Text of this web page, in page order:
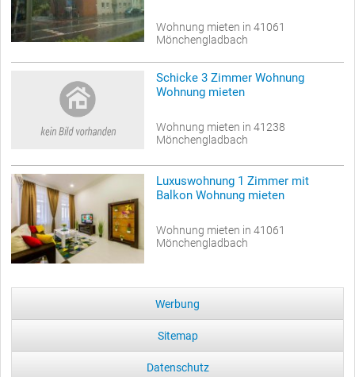
Wohnung mieten in 41061
Mönchengladbach
Schicke 3 Zimmer Wohnung
Wohnung mieten
Wohnung mieten in 41238
Mönchengladbach
Luxuswohnung 1 Zimmer mit
Balkon Wohnung mieten
Wohnung mieten in 41061
Mönchengladbach
Werbung
Sitemap
Datenschutz